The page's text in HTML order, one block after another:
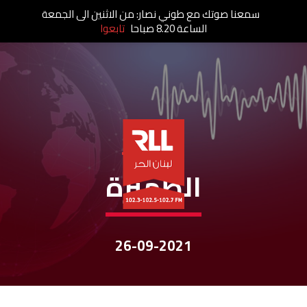
نشرات الأخبار
الظّهيرة
26-09-2021
سمعنا صوتك مع طوني نصار: من الاثنين الى الجمعة
الساعة 8.20 صباحا تابعوا